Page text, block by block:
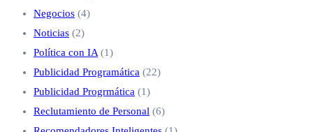
Negocios (4)
Noticias (2)
Política con IA (1)
Publicidad Programática (22)
Publicidad Progrmática (1)
Reclutamiento de Personal (6)